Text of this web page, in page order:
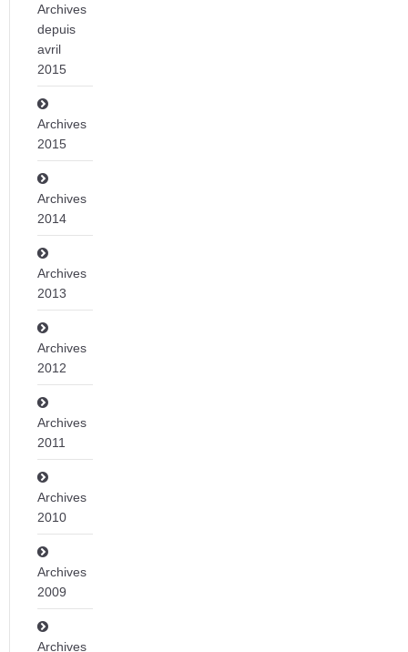
Archives
depuis
avril
2015
Archives
2015
Archives
2014
Archives
2013
Archives
2012
Archives
2011
Archives
2010
Archives
2009
Archives